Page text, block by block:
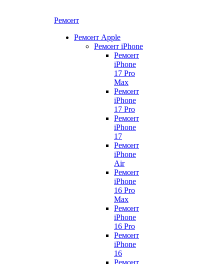
Ремонт
Ремонт Apple
Ремонт iPhone
Ремонт
iPhone
17 Pro
Max
Ремонт
iPhone
17 Pro
Ремонт
iPhone
17
Ремонт
iPhone
Air
Ремонт
iPhone
16 Pro
Max
Ремонт
iPhone
16 Pro
Ремонт
iPhone
16
Ремонт